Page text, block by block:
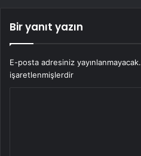
Bir yanıt yazın
E-posta adresiniz yayınlanmayacak.
işaretlenmişlerdir